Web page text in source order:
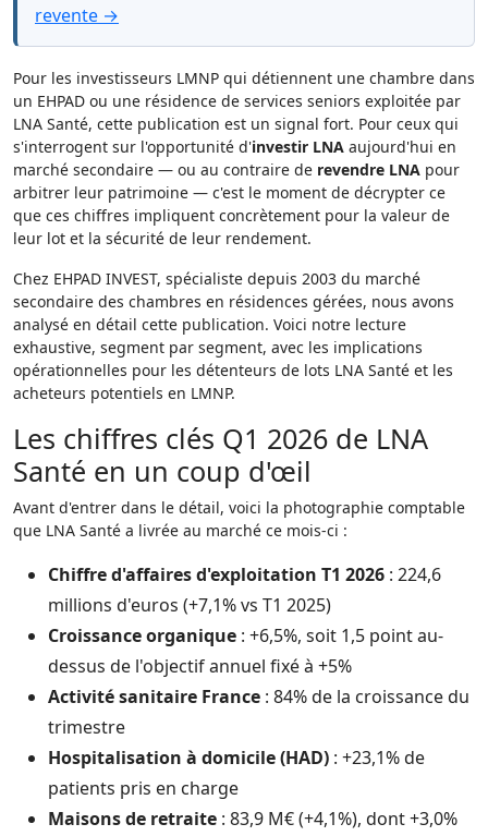
revente →
Pour les investisseurs LMNP qui détiennent une chambre dans
un EHPAD ou une résidence de services seniors exploitée par
LNA Santé, cette publication est un signal fort. Pour ceux qui
s'interrogent sur l'opportunité d'investir LNA aujourd'hui en
marché secondaire — ou au contraire de revendre LNA pour
arbitrer leur patrimoine — c'est le moment de décrypter ce
que ces chiffres impliquent concrètement pour la valeur de
leur lot et la sécurité de leur rendement.
Chez EHPAD INVEST, spécialiste depuis 2003 du marché
secondaire des chambres en résidences gérées, nous avons
analysé en détail cette publication. Voici notre lecture
exhaustive, segment par segment, avec les implications
opérationnelles pour les détenteurs de lots LNA Santé et les
acheteurs potentiels en LMNP.
Les chiffres clés Q1 2026 de LNA
Santé en un coup d'œil
Avant d'entrer dans le détail, voici la photographie comptable
que LNA Santé a livrée au marché ce mois-ci :
Chiffre d'affaires d'exploitation T1 2026 : 224,6
millions d'euros (+7,1% vs T1 2025)
Croissance organique : +6,5%, soit 1,5 point au-
dessus de l'objectif annuel fixé à +5%
Activité sanitaire France : 84% de la croissance du
trimestre
Hospitalisation à domicile (HAD) : +23,1% de
patients pris en charge
Maisons de retraite : 83,9 M€ (+4,1%), dont +3,0%